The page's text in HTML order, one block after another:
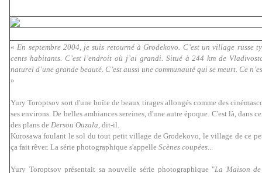
«En septembre 2004, je suis retourné à Grodekovo. C’est un village russe
cents habitants. C’est l’endroit où j’ai grandi. Situé à 244 km de
naturel d’une grande beauté. C’est aussi une communauté qui se meurt. Ce
»
Yury Toroptsov sort d'une boîte de beaux tirages allongés comme des
ses environs. De belles ambiances sereines, d'une autre époque. C'est là, dans
des plans de Dersou Ouzala, dit-il.
Kurosawa foulant le sol du tout petit village de Grodekovo, le village de ce
ça fait rêver. La série photographique s'appelle Scènes coupées...
Yury Toroptsov présentait sa nouvelle série photographique "La Maison